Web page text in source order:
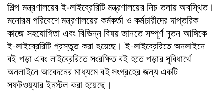
শিল্প মন্ত্রণালয়ের ই-লাইব্রেরিটি মন্ত্রণালয়ের নিচ তলায় অবস্থিত।
মনোরম পরিবেশে মন্ত্রণালয়ের কর্মকর্তা ও কর্মচারীদের দাপ্তরিক
কাজে সহযোগিতা এবং বিভিন্ন বিষয় জানতে সম্পূর্ণ নুতন আঙ্গিকে
ই-লাইব্রেরিটি প্রস্তুত করা হয়েছে। ই-লাইব্রেরিতে অনলাইনে
বই পড়া এবং লাইব্রেরিতে সংরক্ষিত বই হতে পড়ার সুবিধার্থে
অনলাইনে আবেদনের মাধ্যমে বই সংগ্রহের জন্য একটি
সফটওয়্যার ইনস্টল করা হয়েছে।